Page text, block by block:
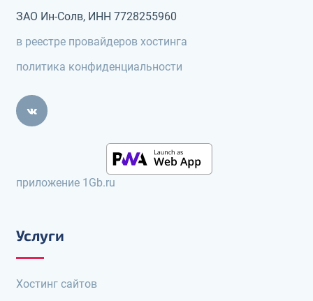
ЗАО Ин-Солв, ИНН 7728255960
в реестре провайдеров хостинга
политика конфиденциальности
приложение 1Gb.ru
Услуги
Хостинг сайтов